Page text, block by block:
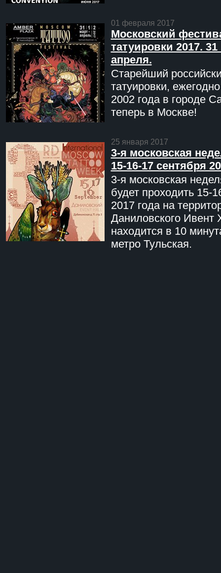
01 февраля 2017
Московский
татуировки 2017. 31
апреля.
Старейший
татуировки,
2002 года в городе
теперь в Москве!
25 января 2017
3-я московская
15-16-17 сентября
3-я московская
будет проходить 15-
2017 года на
Даниловского Ивент
находится в 10
метро Тульская.